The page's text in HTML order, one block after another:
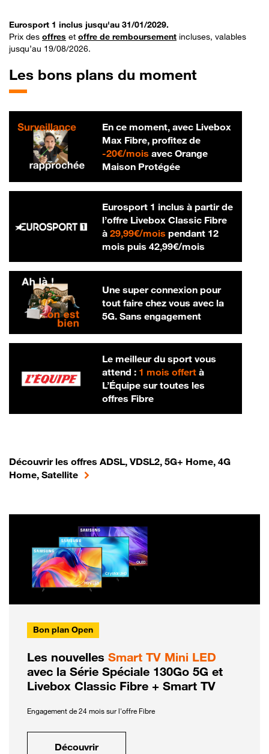
Eurosport 1 inclus jusqu'au 31/01/2029.
Prix des offres et offre de remboursement incluses, valables
jusqu’au 19/08/2026.
Les bons plans du moment
En ce moment, avec Livebox
Max Fibre, profitez de
-20€/mois20 € par mois
avec Orange
Maison Protégée
Eurosport 1 inclus à partir de
l’offre Livebox Classic Fibre
à 29,99€/mois29,99 € par mois
pendant 12
mois puis 42,99€/mois42,99 € par
Une super connexion pour
tout faire chez vous avec la
5G. Sans engagement
Le meilleur du sport vous
attend : 1 mois offertà
L’Équipe sur toutes les
offres Fibre
Découvrir les offres ADSL, VDSL2, 5G+ Home, 4G
Home, Satellite
Bon plan Open
Les nouvelles Smart TV Mini LED
avec la Série Spéciale 130Go 5G et
Livebox Classic Fibre + Smart TV
Engagement de 24 mois sur l'offre Fibre
Découvrir